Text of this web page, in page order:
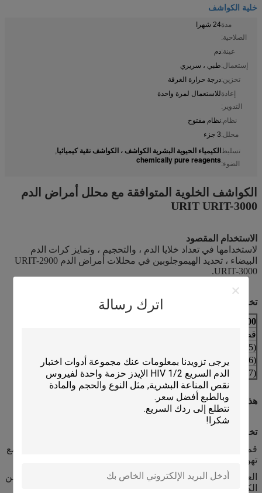
اترك رسالة
خلية الكواشف
مدة
الصلاحية:
24 شهرا
عينة:دم
إستعمال:طبي ، سريري
تخزين:درجة حرارة الغرفة
إعادة
التدوير:
للاستعمال لمرة واحدة
نظام:نظام مفتوح
محلل:3 جزء
تسليط
الضوء:
الكيمياء الحيوية البشرية الكواشف ، الكواشف نقية كيميائيا,
chemically pure reagents
الكواشف الخلوية المتوافقة مع محلل أمراض الدم
URIT URIT-3000
الاستخدام المقصود
لاستخدامها في تعداد خلايا الدم ، والتحجيم ، وتمايز كرات الدم
البيضاء ، تحديد الهيموجلوبين في محللات أمراض الدم URIT-2900
URIT-3000.
تخصيص
URIT URIT-2900 URIT-3000
قطة.لا
(DWX-30905)
(DWX-30906)
LYSE-UR3
500 مل
(DWX-30907)
شطف- UR 5 لتر
هذا المنتج مخصص للاستخدام التشخيصي في المختبر فقط.
تخزين
قم بتخزين المنتج في درجة حرارة 2-35 في مكان خالٍ من الغبار مع
تهوية جيدة.قد تؤدي درجة الحرارة خارج النطاق إلى تلف المنتج.
العمر الافتراضي للقارورة المفتوحة للمنتج 60 يومًا.يجب التخلص من